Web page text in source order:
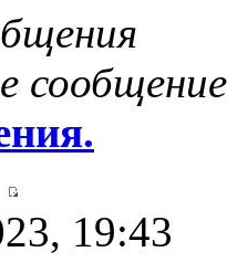
сообщение
19:43